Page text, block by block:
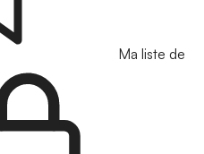
Ma liste de